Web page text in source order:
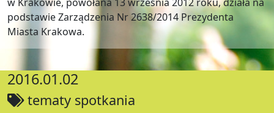
podstawie Zarządzenia Nr 2638/2014 Prezydenta
Miasta Krakowa.
2016.01.02
tematy spotkania